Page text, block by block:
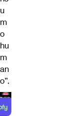
u
m
o
hu
m
an
o”.